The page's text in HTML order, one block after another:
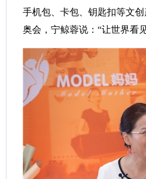
手机包、卡包、钥匙扣等文
奥会，宁鲸蓉说：“让世界看